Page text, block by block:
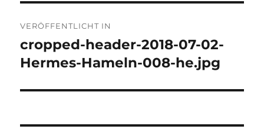
VERÖFFENTLICHT IN
cropped-header-2018-07-02-
Hermes-Hameln-008-he.jpg